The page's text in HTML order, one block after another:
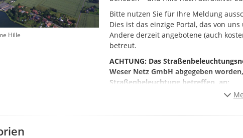
Hille
Bitte nutzen Sie für Ihre Meldung
Dies ist das einzige Portal, das von
Andere derzeit angebotene (auch
betreut.
ACHTUNG: Das
Weser Netz GmbH abgegeben
Straßenbeleuchtung betreffen, an:
Protected link to westfalenweser.com